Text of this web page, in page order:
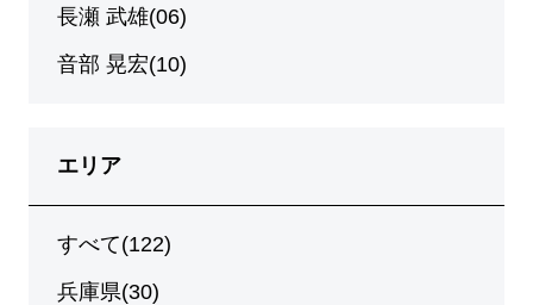
長瀬 武雄(06)
音部 晃宏(10)
エリア
すべて(122)
兵庫県(30)